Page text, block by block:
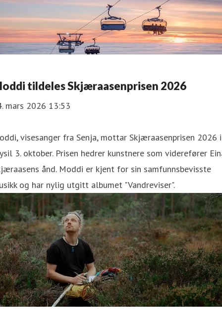
tildeles Skjæraasenprisen 2026
mars 2026 13:53
visesanger fra Senja, mottar Skjæraasenprisen 2026 i
3. oktober. Prisen hedrer kunstnere som viderefører
ånd. Moddi er kjent for sin samfunnsbevisste
og har nylig utgitt albumet "Vandreviser".